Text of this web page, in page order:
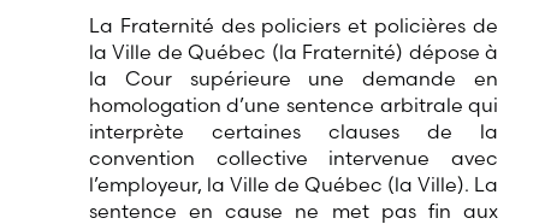
La Fraternité des policiers et policières de
la Ville de Québec (la Fraternité) dépose à
la Cour supérieure une demande en
homologation d’une sentence arbitrale qui
interprète certaines clauses de la
convention collective intervenue avec
l’employeur, la Ville de Québec (la Ville). La
sentence en cause ne met pas fin aux